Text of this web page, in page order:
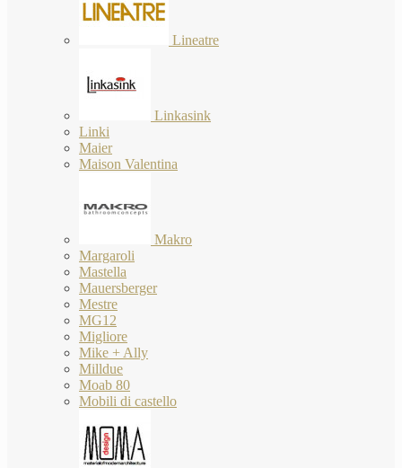
Lineatre
Linkasink
Linki
Maier
Maison Valentina
Makro
Margaroli
Mastella
Mauersberger
Mestre
MG12
Migliore
Mike + Ally
Milldue
Moab 80
Mobili di castello